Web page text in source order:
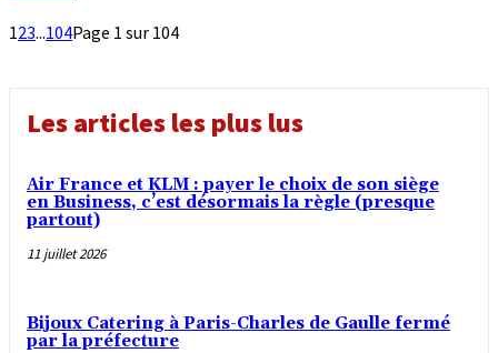
123...104Page 1 sur 104
Les articles les plus lus
Air France et KLM : payer le choix de son siège
en Business, c’est désormais la règle (presque
partout)
11 juillet 2026
Bijoux Catering à Paris-Charles de Gaulle fermé
par la préfecture